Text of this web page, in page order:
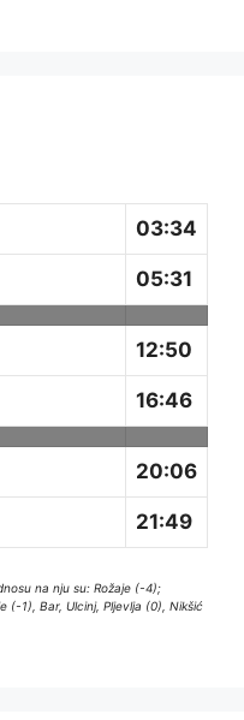
03:34
05:31
12:50
16:46
20:06
21:49
na nju su: Rožaje (-4);
(-1), Bar, Ulcinj, Pljevlja (0), Nikšić